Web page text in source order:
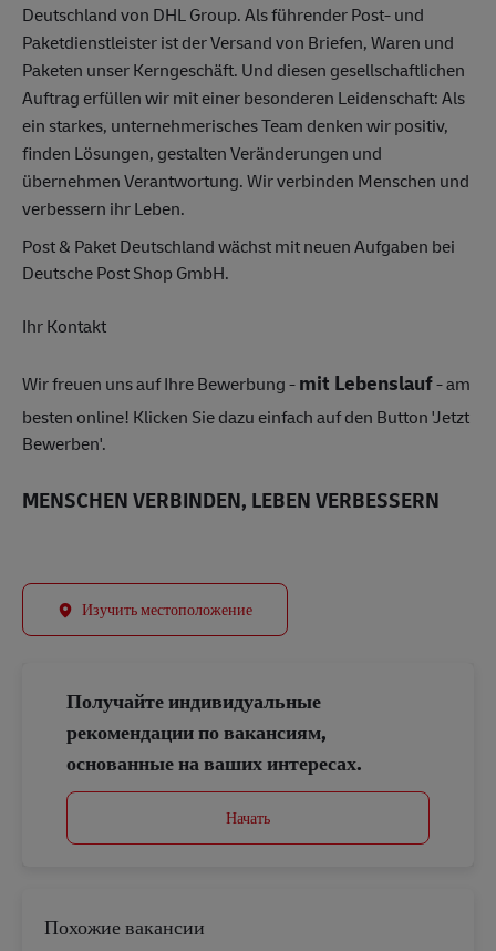
Deutschland von DHL Group. Als führender Post- und
Paketdienstleister ist der Versand von Briefen, Waren und
Paketen unser Kerngeschäft. Und diesen gesellschaftlichen
Auftrag erfüllen wir mit einer besonderen Leidenschaft: Als
ein starkes, unternehmerisches Team denken wir positiv,
finden Lösungen, gestalten Veränderungen und
übernehmen Verantwortung. Wir verbinden Menschen und
verbessern ihr Leben.
Post & Paket Deutschland wächst mit neuen Aufgaben bei
Deutsche Post Shop GmbH.
Ihr Kontakt
Wir freuen uns auf Ihre Bewerbung -mit Lebenslauf- am
besten online! Klicken Sie dazu einfach auf den Button 'Jetzt
Bewerben'.
MENSCHEN VERBINDEN, LEBEN VERBESSERN
Изучить местоположение
Получайте индивидуальные
рекомендации по вакансиям,
основанные на ваших интересах.
Начать
Похожие вакансии